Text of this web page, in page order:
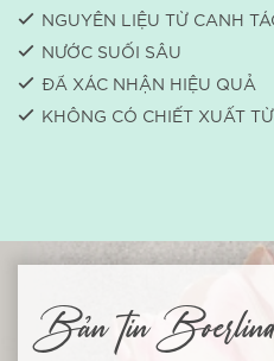
NGUYÊN LIỆU TỪ CANH
NƯỚC SUỐI SÂU
ĐÃ XÁC NHẬN HIỆU QUẢ
KHÔNG CÓ CHIẾT XUẤT
Bản tin